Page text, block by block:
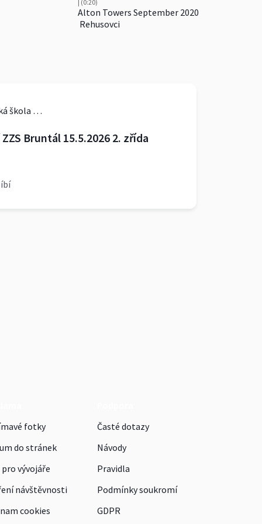
| (0:20)
Alton Towers September 2020
Rehusovci
Základní škola a Mateřská škola Karlovice
Bruntál 15.5.2026 2. zřída
fotky
do stránek
pro vývojáře
návštěvnosti
cookies
Časté dotazy
Návody
Pravidla
Podmínky soukromí
GDPR